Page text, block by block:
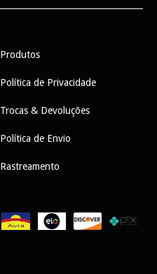
Produtos
Política de Privacidade
Trocas & Devoluções
Política de Envio
Rastreamento